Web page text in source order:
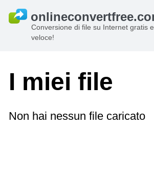
Conversione di file su Internet gratis e
veloce!
I miei file
Non hai nessun file caricato